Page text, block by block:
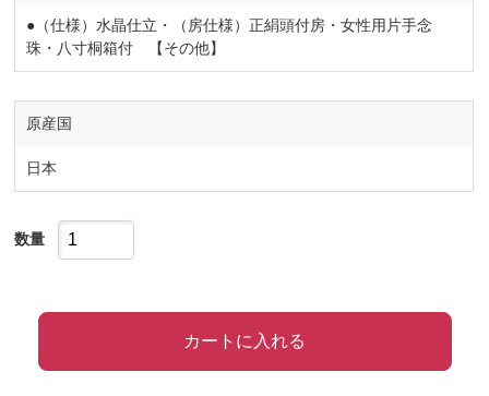
●（仕様）水晶仕立・（房仕様）正絹頭付房・女性用片手念
珠・八寸桐箱付 【その他】
原産国
日本
数量
カートに入れる